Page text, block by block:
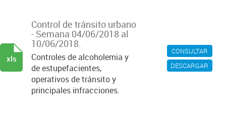
CONSULTAR
DESCARGAR
Control de tránsito urbano
- Semana 04/06/2018 al
10/06/2018.
Controles de alcoholemia y
de estupefacientes,
operativos de tránsito y
principales infracciones.
xls